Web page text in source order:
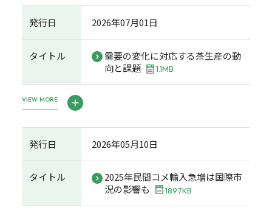
発行日 2026年07月01日
タイトル
需要の変化に対応する茶生産の動
向と課題
1.1MB
VIEW MORE
発行日 2026年05月10日
タイトル
2025年民間コメ輸入急増は国際市
況の影響も
189.7KB